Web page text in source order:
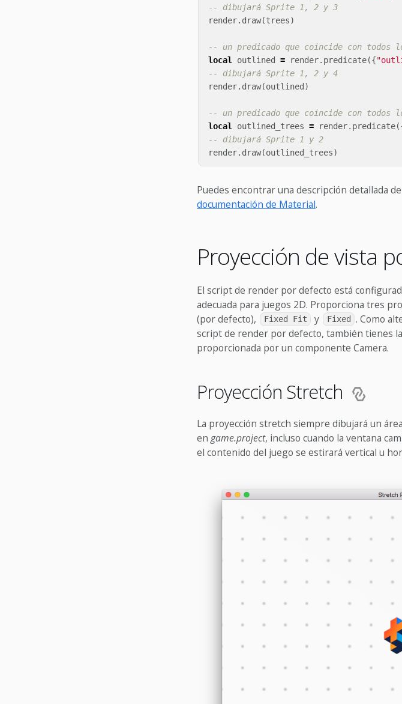
-- dibujará Sprite 1, 2 y 3
render. draw(trees)
-- un predicado que coincide con
local outlined = render. predicate({
-- dibujará Sprite 1, 2 y 4
render. draw(outlined )
-- un predicado que coincide con
local outlined_trees = render. predicate
-- dibujará Sprite 1 y 2
render. draw(outlined_trees)
Puedes encontrar una descripción detallada
documentación de Material.
Proyección de vista
El script de render por defecto está
adecuada para juegos 2D. Proporciona tres
(por defecto), Fixed Fit y Fixed
. Como
script de render por defecto, también tienes
proporcionada por un componente Camera.
Proyección Stretch
La proyección stretch siempre dibujará un
en game.project, incluso cuando la ventana
el contenido del juego se estirará vertical u